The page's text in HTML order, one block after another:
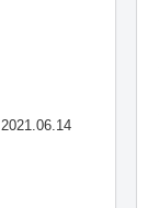
2021.06.14